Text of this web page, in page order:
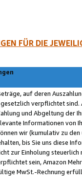
FÜR DIE
auf deren
verpflichtet
und Abgeltung der
Informationen von
wir (kumulativ zu
bis Sie uns diese
zur Einholung
sein, Amazon
MwSt.-Rechnung